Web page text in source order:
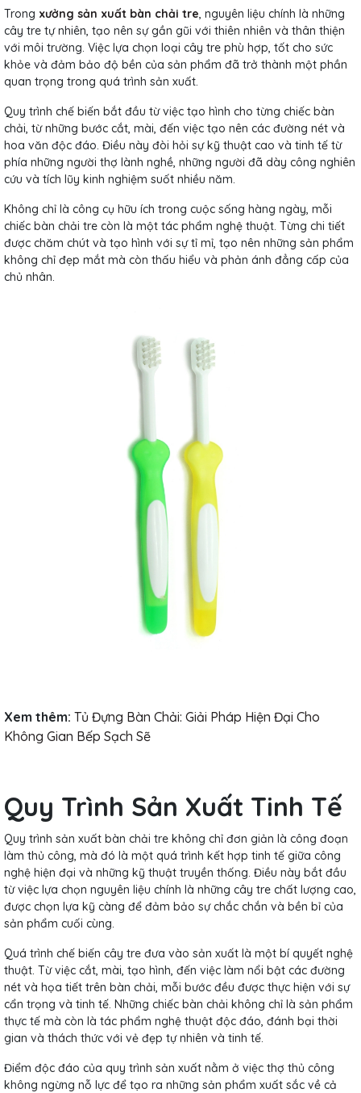
Trong xưởng sản xuất bàn chải tre, nguyên liệu chính là những
cây tre tự nhiên, tạo nên sự gần gũi với thiên nhiên và thân thiện
với môi trường. Việc lựa chọn loại cây tre phù hợp, tốt cho sức
khỏe và đảm bảo độ bền của sản phẩm đã trở thành một phần
quan trọng trong quá trình sản xuất.
Quy trình chế biến bắt đầu từ việc tạo hình cho từng chiếc bàn
chải, từ những bước cắt, mài, đến việc tạo nên các đường nét và
hoa văn độc đáo. Điều này đòi hỏi sự kỹ thuật cao và tinh tế từ
phía những người thợ lành nghề, những người đã dày công nghiên
cứu và tích lũy kinh nghiệm suốt nhiều năm.
Không chỉ là công cụ hữu ích trong cuộc sống hàng ngày, mỗi
chiếc bàn chải tre còn là một tác phẩm nghệ thuật. Từng chi tiết
được chăm chút và tạo hình với sự tỉ mỉ, tạo nên những sản phẩm
không chỉ đẹp mắt mà còn thấu hiểu và phản ánh đẳng cấp của
chủ nhân.
Xem thêm: Tủ Đựng Bàn Chải: Giải Pháp Hiện Đại Cho
Không Gian Bếp Sạch Sẽ
Quy Trình Sản Xuất Tinh Tế
Quy trình sản xuất bàn chải tre không chỉ đơn giản là công đoạn
làm thủ công, mà đó là một quá trình kết hợp tinh tế giữa công
nghệ hiện đại và những kỹ thuật truyền thống. Điều này bắt đầu
từ việc lựa chọn nguyên liệu chính là những cây tre chất lượng cao,
được chọn lựa kỹ càng để đảm bảo sự chắc chắn và bền bỉ của
sản phẩm cuối cùng.
Quá trình chế biến cây tre đưa vào sản xuất là một bí quyết nghệ
thuật. Từ việc cắt, mài, tạo hình, đến việc làm nổi bật các đường
nét và họa tiết trên bàn chải, mỗi bước đều được thực hiện với sự
cẩn trọng và tinh tế. Những chiếc bàn chải không chỉ là sản phẩm
thực tế mà còn là tác phẩm nghệ thuật độc đáo, đánh bại thời
gian và thách thức với vẻ đẹp tự nhiên và tinh tế.
Điểm độc đáo của quy trình sản xuất nằm ở việc thợ thủ công
không ngừng nỗ lực để tạo ra những sản phẩm xuất sắc về cả